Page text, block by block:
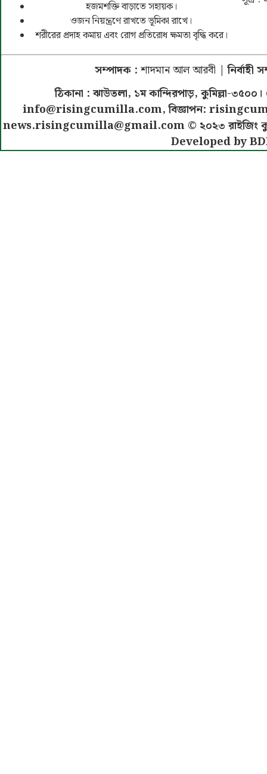
হজমশক্তি বাড়াতে সহায়ক।
ওজন নিয়ন্ত্রণে রাখতে ভূমিকা রাখে।
শরীরের প্রদাহ কমায় এবং রোগ প্রতিরোধ ক্ষমতা বৃদ্ধি করে।
সম্পাদক : শাদমান আল আরবী | নির্বাহী
ঠিকানা : ঝাউতলা, ১ম কান্দিরপাড়, কুমিল্লা-
info@risingcumilla.com, বিজ্ঞাপন:
news.risingcumilla@gmail.com © ২০২৩ রাইজিং
Developed by